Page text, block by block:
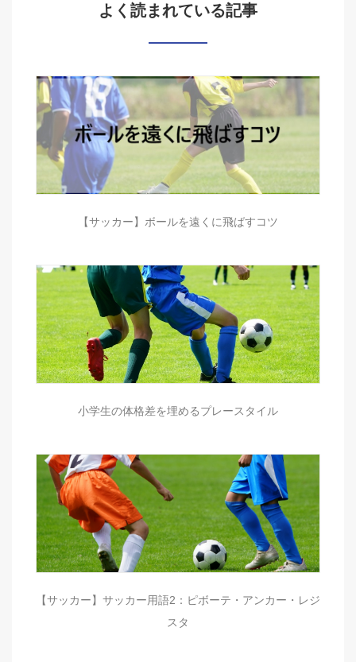
よく読まれている記事
【サッカー】ボールを遠くに飛ばすコツ
小学生の体格差を埋めるプレースタイル
【サッカー】サッカー用語2：ピボーテ・アンカー・レジ
スタ